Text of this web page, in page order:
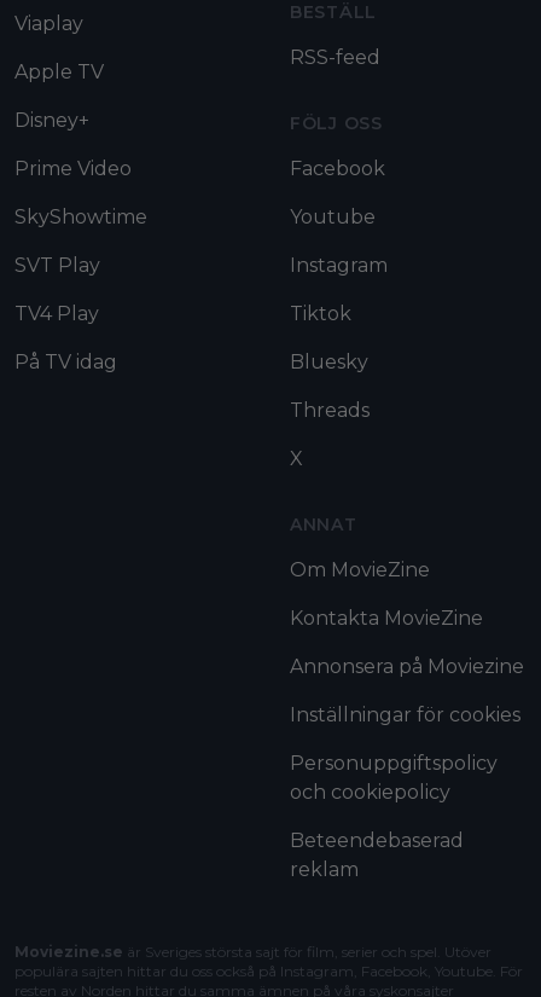
Viaplay
Apple TV
Disney+
Prime Video
SkyShowtime
SVT Play
TV4 Play
På TV idag
BESTÄLL
RSS-feed
FÖLJ OSS
Facebook
Youtube
Instagram
Tiktok
Bluesky
Threads
X
ANNAT
Om MovieZine
Kontakta MovieZine
Annonsera på Moviezine
Inställningar för cookies
Personuppgiftspolicy
och cookiepolicy
Beteendebaserad
reklam
Moviezine.se är Sveriges största sajt för film, serier och spel. Utöver
populära sajten hittar du oss också på Instagram, Facebook, Youtube. För
resten av Norden hittar du samma ämnen på våra syskonsajter